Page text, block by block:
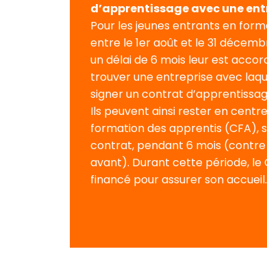
d’apprentissage avec une
Pour les jeunes entrants en
entre le 1er août et le 31
un délai de 6 mois leur est
trouver une entreprise avec
signer un contrat
Ils peuvent ainsi rester en
formation des apprentis (CFA),
contrat, pendant 6 mois (contre
avant). Durant cette période, le
financé pour assurer son accueil.